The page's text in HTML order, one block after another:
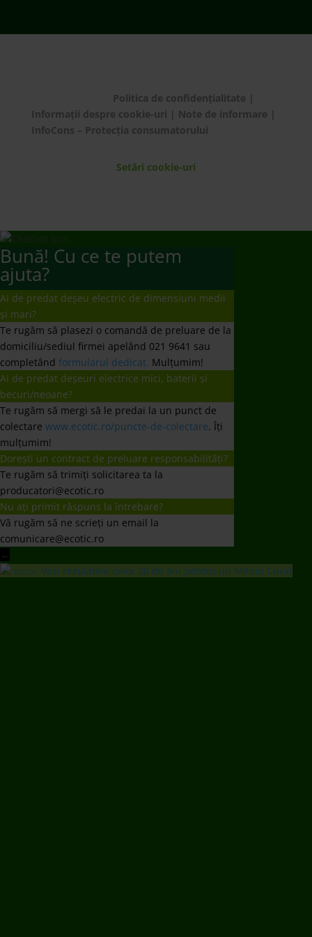
Politica de confidențialitate
Informații despre cookie-uri
Note de informare
InfoCons – Protecția consumatorului
Setări cookie-uri
Bună! Cu ce te putem
ajuta?
Ai de predat deșeu electric de dimensiuni medii
și mari?
Te rugăm să plasezi o comandă de preluare de la
domiciliu/sediul firmei apelând 021 9641 sau
completând formularul dedicat. Mulțumim!
Ai de predat deșeuri electrice mici, baterii și
becuri/neoane?
Te rugăm să mergi să le predai la un punct de
colectare www.ecotic.ro/puncte-de-colectare. Îți
mulțumim!
Dorești un contract de preluare responsabilități?
Te rugăm să trimiți solicitarea ta la
producatori@ecotic.ro
Nu ați primit răspuns la întrebare?
Vă rugăm să ne scrieți un email la
comunicare@ecotic.ro
←
ECOTIC Vezi rezulatele celor 20 de ani pentru un Mediu Curat